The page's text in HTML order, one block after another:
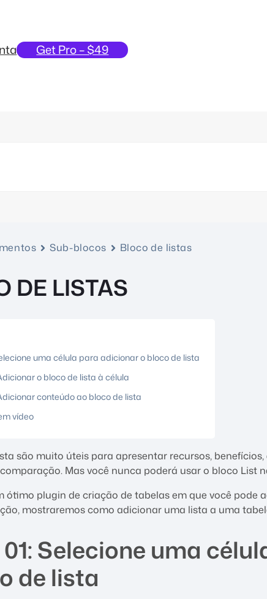
Get Pro – $49
Sub-blocos Bloco de listas
DE LISTAS
uma célula para adicionar o bloco de lista
o bloco de lista à célula
conteúdo ao bloco de lista
vídeo
são muito úteis para apresentar recursos,
Mas você nunca poderá usar o bloco List
ótimo plugin de criação de tabelas em que você pode
mostraremos como adicionar uma lista a uma
Selecione uma
de lista